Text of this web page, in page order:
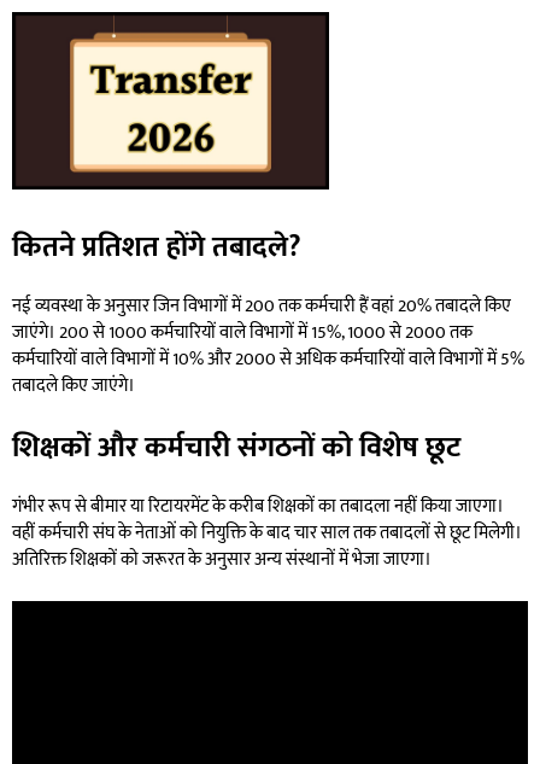
कितने प्रतिशत होंगे तबादले?
नई व्यवस्था के अनुसार जिन विभागों में 200 तक कर्मचारी हैं वहां 20% तबादले किए
जाएंगे। 200 से 1000 कर्मचारियों वाले विभागों में 15%, 1000 से 2000 तक
कर्मचारियों वाले विभागों में 10% और 2000 से अधिक कर्मचारियों वाले विभागों में 5%
तबादले किए जाएंगे।
शिक्षकों और कर्मचारी संगठनों को विशेष छूट
गंभीर रूप से बीमार या रिटायरमेंट के करीब शिक्षकों का तबादला नहीं किया जाएगा।
वहीं कर्मचारी संघ के नेताओं को नियुक्ति के बाद चार साल तक तबादलों से छूट मिलेगी।
अतिरिक्त शिक्षकों को जरूरत के अनुसार अन्य संस्थानों में भेजा जाएगा।